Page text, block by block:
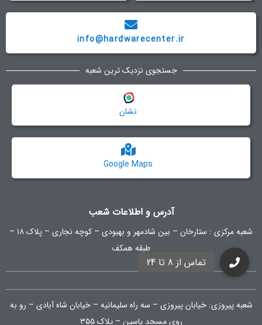
آدرس و اطلاعات شعب
شعبه مرکزی :
ستارخان – بین شادمهر و بهبودی – کوچه نجاری – پلاک ۱۸ –
طبقه همکف
شعبه پیروزی: خیابان پیروزی – سه راه سلیمانیه – خیابان شاه آبادی – رو به
روی مسجد یاسین – پلاک ۳۵۵
info@hardwarecenter.ir
جستجوی نزدیک ترین شعبه
Google Maps
نشان